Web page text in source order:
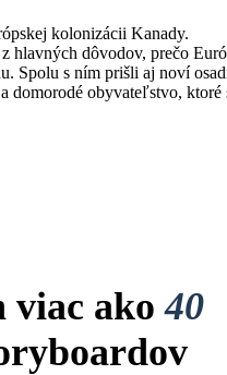
kolonizácii Kanady.
hlavných dôvodov, prečo
Spolu s ním prišli aj noví
domorodé obyvateľstvo, ktoré
viac ako40